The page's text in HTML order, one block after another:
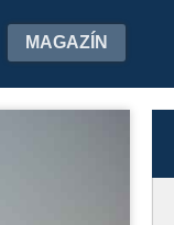
MAGAZÍN